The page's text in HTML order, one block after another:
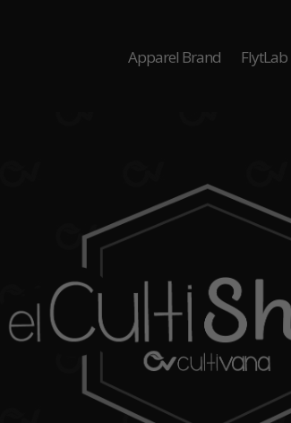
Apparel Brand FlytLab